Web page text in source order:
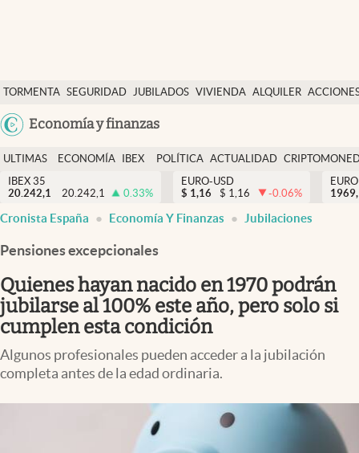
TORMENTA SEGURIDAD JUBILADOS VIVIENDA ALQUILER
Colombia
Economía y finanzas
Economía y finanzas
Política
Actualidad
Criptomonedas
España
ULTIMAS
NOTICIAS
ECONOMÍA
FINANZAS
IBEX
EURO
POLÍTICA ACTUALIDAD
IBEX 35
20.242,1
20.242,1 0.33%
EURO-USD
$ 1,16 $ 1,16 -0.06%
Cronista España Economía Y Finanzas Jubilaciones
Pensiones excepcionales
Quienes hayan nacido en 1970 podrán
jubilarse al 100% este año, pero solo si
cumplen esta condición
Algunos profesionales pueden acceder a la jubilación
completa antes de la edad ordinaria.